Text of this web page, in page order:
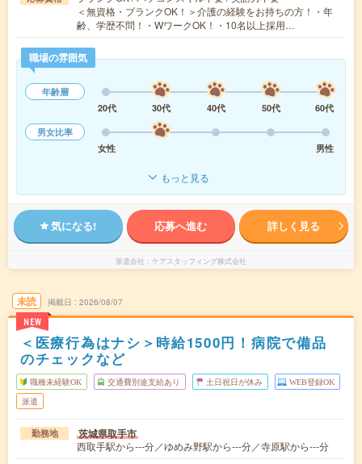
＜無資格・ブランクOK！＞介護の経験をお持ちの方！・年
齢、学歴不問！・WワークOK！・10名以上採用…
職場の雰囲気
年齢層
20代
30代 40代 50代
60代
男女比率
女性
男性
もっと見る
気になる! 応募へ進む 詳しく見る
派遣会社 ケアスタッフィング株式会社
未読
NEW
掲載日 2026/08/07
＜医療行為はナシ＞時給1500円！病院で備品
のチェックなど
職種未経験OK 交通費別途支給あり 土日祝日が休み WEB登録OK
派遣
勤務地 茨城県取手市
西取手駅から---分／ゆめみ野駅から---分／寺原駅から---分